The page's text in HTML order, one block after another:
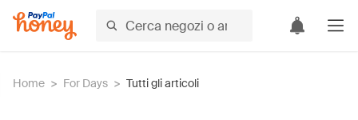
Home > For Days > Tutti gli articoli